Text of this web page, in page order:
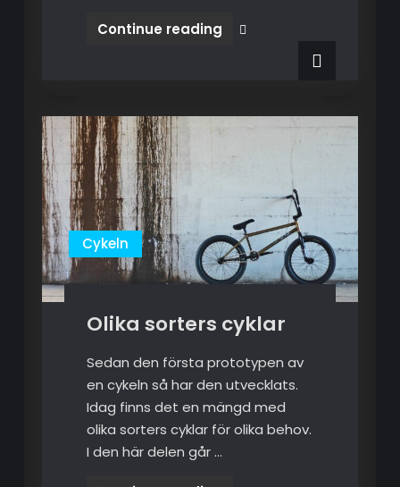
Continue reading
Cykelns
Cykeln
Olika sorters cyklar
Sedan den första prototypen av
en cykeln så har den utvecklats.
Idag finns det en mängd med
olika sorters cyklar för olika behov.
I den här delen går …